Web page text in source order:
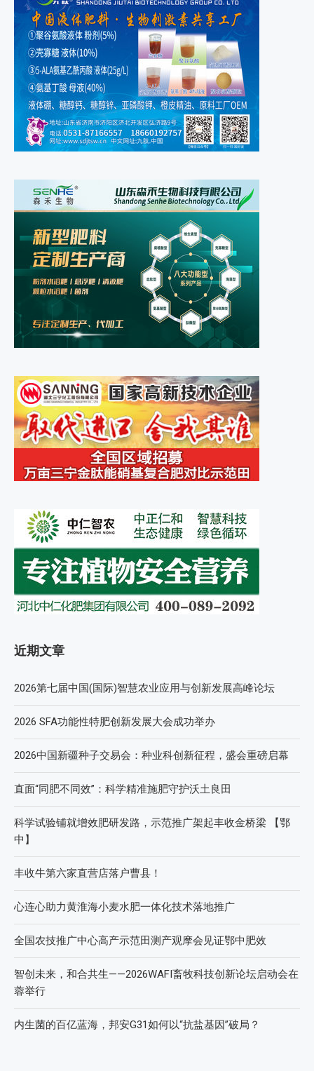
近期文章
2026第七届中国(国际)智慧农业应用与创新发展高峰论坛
2026 SFA功能性特肥创新发展大会成功举办
2026中国新疆种子交易会：种业科创新征程，盛会重磅启幕
直面“同肥不同效”：科学精准施肥守护沃土良田
科学试验铺就增效肥研发路，示范推广架起丰收金桥梁 【鄂
中】
丰收牛第六家直营店落户曹县！
心连心助力黄淮海小麦水肥一体化技术落地推广
全国农技推广中心高产示范田测产观摩会见证鄂中肥效
智创未来，和合共生——2026WAFI畜牧科技创新论坛启动会在
蓉举行
内生菌的百亿蓝海，邦安G31如何以“抗盐基因”破局？